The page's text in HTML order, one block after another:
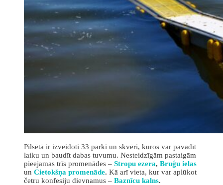
Pilsētā ir izveidoti 33 parki un skvēri, kuros var pavadīt
laiku un baudīt dabas tuvumu. Nesteidzīgām pastaigām
pieejamas trīs promenādes – Stropu ezera, Bruģu ielas
un Cietokšņa promenāde. Kā arī vieta, kur var aplūkot
četru konfesiju dievnamus – Baznīcu kalns.